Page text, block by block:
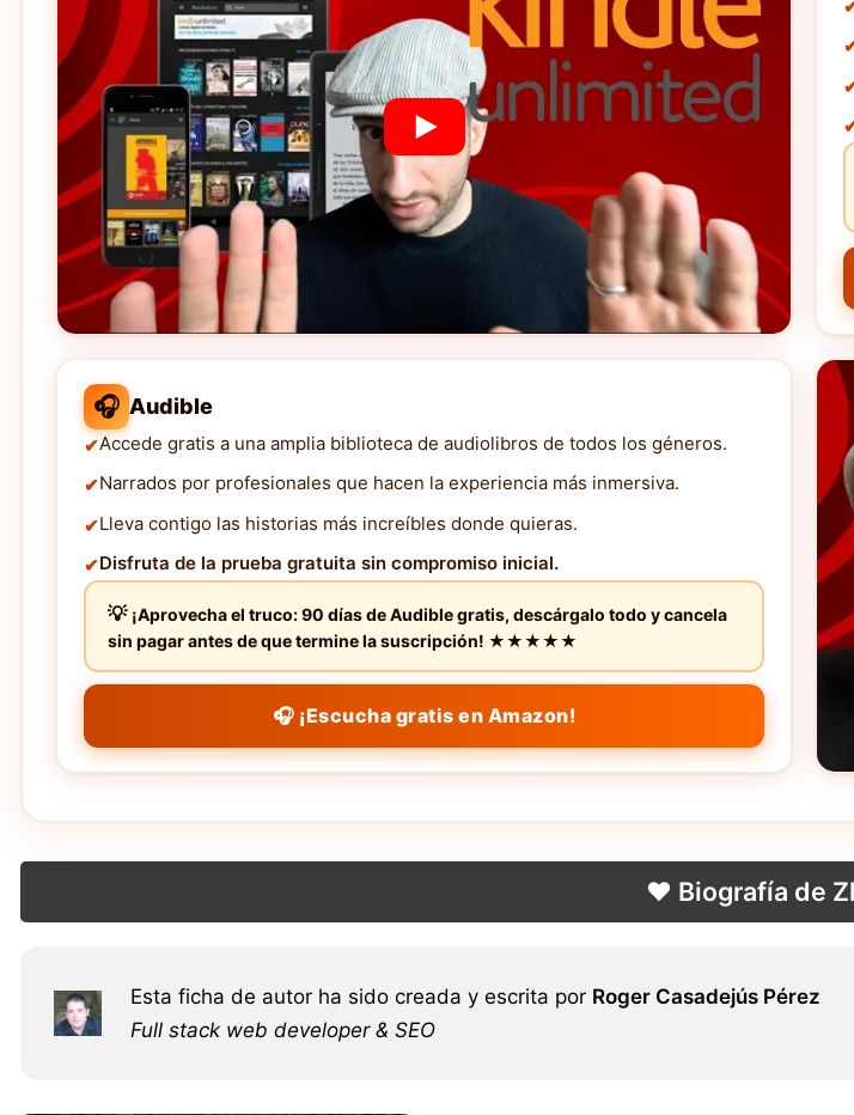
🎧 Audible
Accede gratis a una amplia biblioteca de audiolibros de todos los géneros.
Narrados por profesionales que hacen la experiencia más inmersiva.
Lleva contigo las historias más increíbles donde quieras.
Disfruta de la prueba gratuita sin compromiso inicial.
¡Aprovecha el truco: 90 días de Audible gratis, descárgalo todo y cancela
sin pagar antes de que termine la suscripción! ★★★★★
🎧 ¡Escucha gratis en Amazon!
❤️ Biografía de
Esta ficha de autor ha sido creada y escrita por Roger Casadejús Pérez
Full stack web developer & SEO